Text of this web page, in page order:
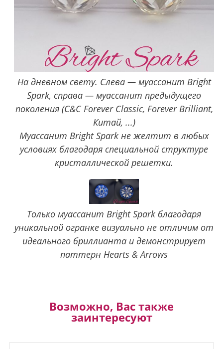
На дневном свету. Слева — муассанит Bright
Spark, справа — муассанит предыдущего
поколения (C&C Forever Classic, Forever Brilliant,
Китай, ...)
Муассанит Bright Spark не желтит в любых
условиях благодаря специальной структуре
кристаллической решетки.
Только муассанит Bright Spark благодаря
уникальной огранке визуально не отличим от
идеального бриллианта и демонстрирует
паттерн Hearts & Arrows
Возможно, Вас также
заинтересуют